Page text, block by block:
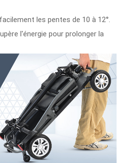
les pentes de 10 à 12°.
l'énergie pour prolonger la